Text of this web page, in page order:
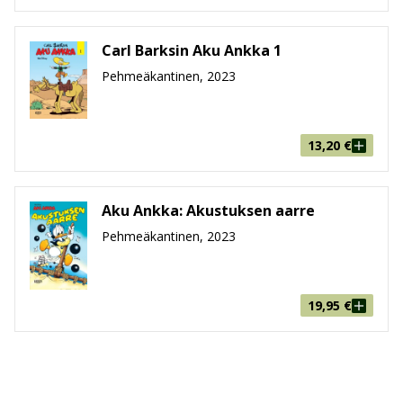
Carl Barksin Aku Ankka 1
Pehmeäkantinen, 2023
13,20 €
Aku Ankka: Akustuksen aarre
Pehmeäkantinen, 2023
19,95 €